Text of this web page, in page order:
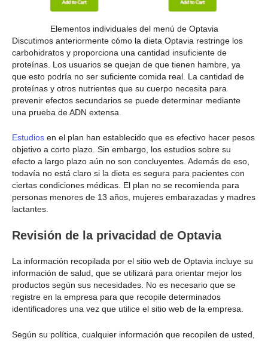
Elementos individuales del menú de Optavia
Discutimos anteriormente cómo la dieta Optavia restringe los
carbohidratos y proporciona una cantidad insuficiente de
proteínas. Los usuarios se quejan de que tienen hambre, ya
que esto podría no ser suficiente comida real. La cantidad de
proteínas y otros nutrientes que su cuerpo necesita para
prevenir efectos secundarios se puede determinar mediante
una prueba de ADN extensa.
Estudios en el plan han establecido que es efectivo hacer pesos
objetivo a corto plazo. Sin embargo, los estudios sobre su
efecto a largo plazo aún no son concluyentes. Además de eso,
todavía no está claro si la dieta es segura para pacientes con
ciertas condiciones médicas. El plan no se recomienda para
personas menores de 13 años, mujeres embarazadas y madres
lactantes.
Revisión de la privacidad de Optavia
La información recopilada por el sitio web de Optavia incluye su
información de salud, que se utilizará para orientar mejor los
productos según sus necesidades. No es necesario que se
registre en la empresa para que recopile determinados
identificadores una vez que utilice el sitio web de la empresa.
Según su política, cualquier información que recopilen de usted,